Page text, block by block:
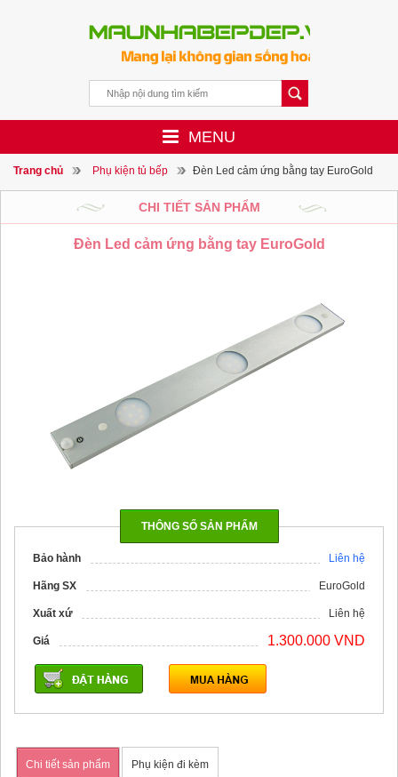
MENU
Trang chủ Phụ kiện tủ bếp Đèn Led cảm ứng bằng tay EuroGold
CHI TIẾT SẢN PHẨM
Đèn Led cảm ứng bằng tay EuroGold
THÔNG SỐ SẢN PHẨM
Bảo hành Liên hệ
Hãng SX EuroGold
Xuất xứ Liên hệ
Giá 1.300.000 VND
Chi tiết sản phẩm Phụ kiện đi kèm